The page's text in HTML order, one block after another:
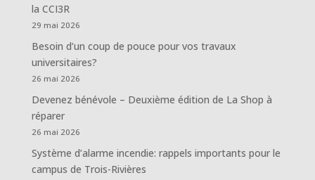
la CCI3R
29 mai 2026
Besoin d’un coup de pouce pour vos travaux
universitaires?
26 mai 2026
Devenez bénévole – Deuxième édition de La Shop à
réparer
26 mai 2026
Système d’alarme incendie: rappels importants pour le
campus de Trois-Rivières